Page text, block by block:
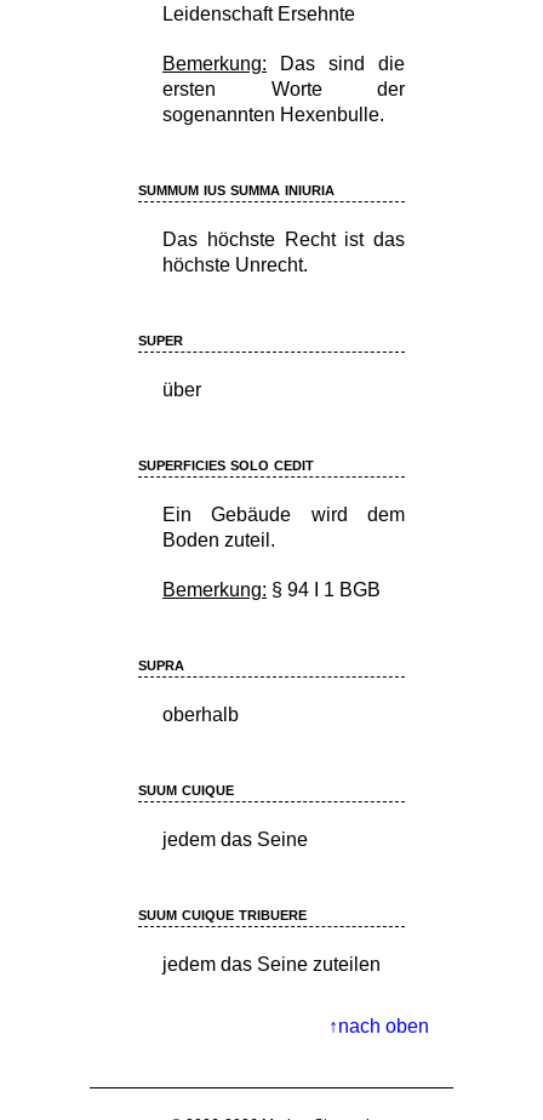
Leidenschaft Ersehnte
Bemerkung: Das sind die
ersten Worte der
sogenannten Hexenbulle.
summum ius summa iniuria
Das höchste Recht ist das
höchste Unrecht.
super
über
superficies solo cedit
Ein Gebäude wird dem
Boden zuteil.
Bemerkung: § 94 I 1 BGB
supra
oberhalb
suum cuique
jedem das Seine
suum cuique tribuere
jedem das Seine zuteilen
nach oben